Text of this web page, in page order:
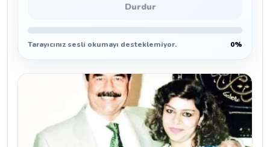
Durdur
Tarayıcınız sesli okumayı desteklemiyor. 0%